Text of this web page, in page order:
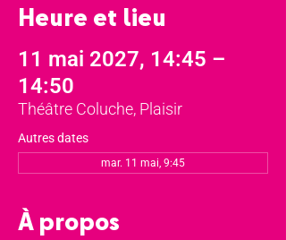
Heure et lieu
11 mai 2027, 14:45 –
14:50
Théâtre Coluche, Plaisir
Autres dates
mar. 11 mai, 9:45
À propos